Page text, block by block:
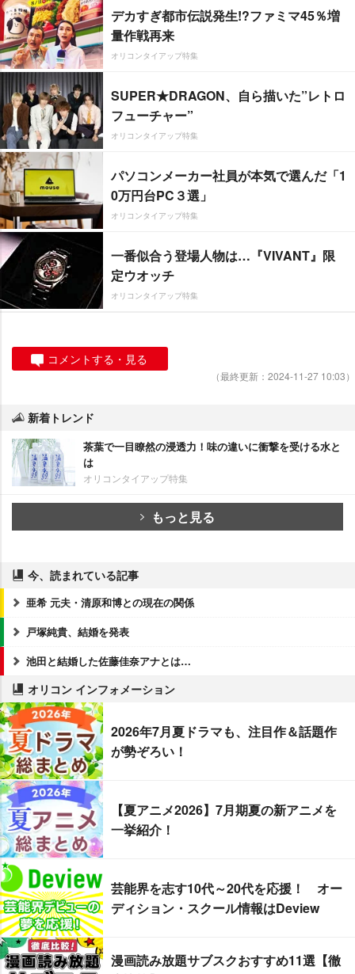
デカすぎ都市伝説発生!?ファミマ45％増
量作戦再来
オリコンタイアップ特集
SUPER★DRAGON、自ら描いた”レトロ
フューチャー”
オリコンタイアップ特集
パソコンメーカー社員が本気で選んだ「1
0万円台PC３選」
オリコンタイアップ特集
一番似合う登場人物は…『VIVANT』限
定ウオッチ
オリコンタイアップ特集
コメントする・見る
（最終更新：2024-11-27 10:03）
新着トレンド
茶葉で一目瞭然の浸透力！味の違いに衝撃を受ける水と
は
オリコンタイアップ特集
もっと見る
今、読まれている記事
亜希 元夫・清原和博との現在の関係
戸塚純貴、結婚を発表
池田と結婚した佐藤佳奈アナとは…
オリコン インフォメーション
2026年7月夏ドラマも、注目作＆話題作
が勢ぞろい！
【夏アニメ2026】7月期夏の新アニメを
一挙紹介！
芸能界を志す10代～20代を応援！ オー
ディション・スクール情報はDeview
漫画読み放題サブスクおすすめ11選【徹